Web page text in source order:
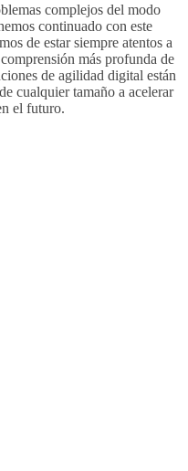
complejos del modo
continuado con este
de estar siempre atentos a
más profunda de
de agilidad digital están
cualquier tamaño a acelerar
el futuro.